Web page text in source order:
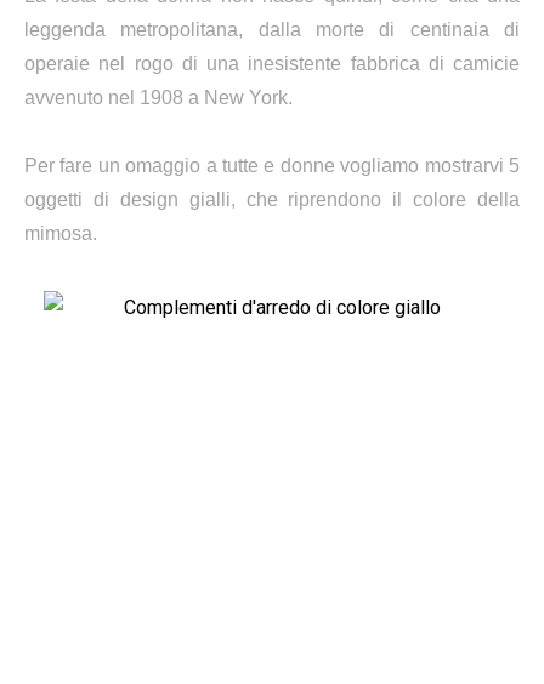
leggenda metropolitana, dalla morte di centinaia di
operaie nel rogo di una inesistente fabbrica di camicie
avvenuto nel 1908 a New York.
Per fare un omaggio a tutte e donne vogliamo mostrarvi 5
oggetti di design gialli, che riprendono il colore della
mimosa.